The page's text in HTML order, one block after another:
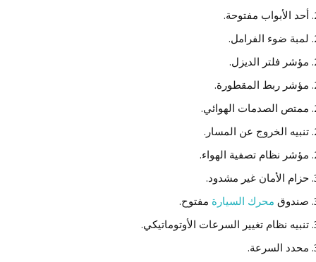
أحد الأبواب مفتوحة.
لمبة ضوء الفرامل.
مؤشر فلتر الديزل.
مؤشر ربط المقطورة.
ممتص الصدمات الهوائي.
تنبيه الخروج عن المسار.
مؤشر نظام تصفية الهواء.
حزام الأمان غير مشدود.
صندوق محرك السيارة مفتوح.
تنبيه نظام تغيير السرعات الأوتوماتيكي.
محدد السرعة.